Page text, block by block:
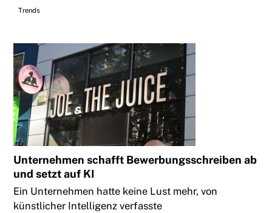
Trends
Unternehmen schafft Bewerbungsschreiben ab
und setzt auf KI
Ein Unternehmen hatte keine Lust mehr, von
künstlicher Intelligenz verfasste